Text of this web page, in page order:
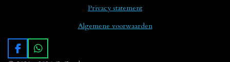
Privacy statement
Algemene voorwaarden
F
W